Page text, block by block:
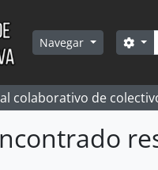
Navegar
colaborativo de